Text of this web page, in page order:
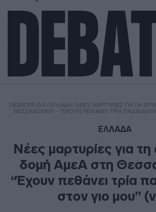
DEBATER.GR / ΕΛΛΑΔΑ/ ΝΈΕΣ ΜΑΡΤΥΡΊΕΣ ΓΙΑ ΤΗ
ΘΕΣΣΑΛΟΝΊΚΗ – “ΈΧΟΥΝ ΠΕΘΆΝΕΙ ΤΡΊΑ ΠΑΙΔΙΆ
ΕΛΛΑΔΑ
Νέες μαρτυρίες για
δομή ΑμεΑ στη
“Έχουν πεθάνει τρία
στον γιο μου”